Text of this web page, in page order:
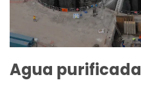
Agua purificada